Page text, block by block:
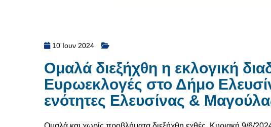
10 Ιουν 2024
Ομαλά διεξήχθη η εκλογική
Ευρωεκλογές στο Δήμο
ενότητες Ελευσίνας &